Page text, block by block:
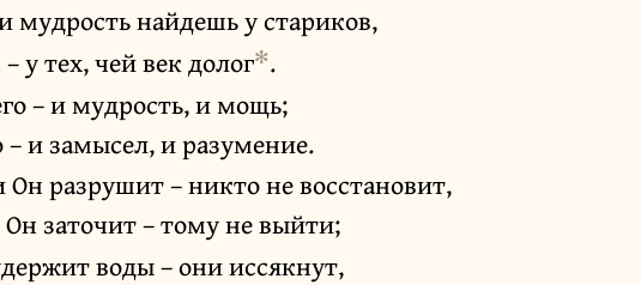
мудрость найдешь у стариков,
у тех, чей век долог✻.
– и мудрость, и мощь;
– и замысел, и разумение.
Он разрушит – никто не восстановит,
Он заточит – тому не выйти;
воды – они иссякнут,